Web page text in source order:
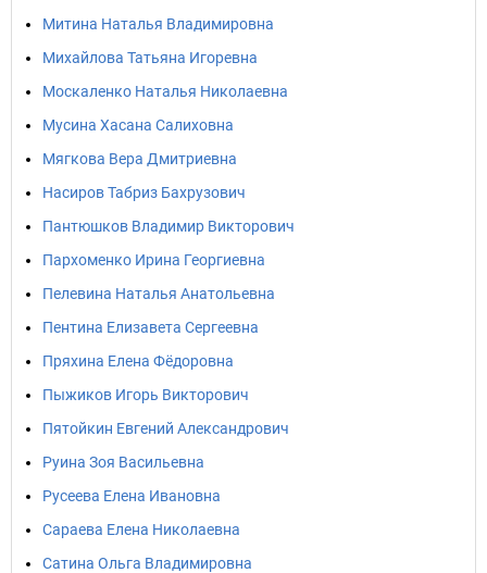
Митина Наталья Владимировна
Михайлова Татьяна Игоревна
Москаленко Наталья Николаевна
Мусина Хасана Салиховна
Мягкова Вера Дмитриевна
Насиров Табриз Бахрузович
Пантюшков Владимир Викторович
Пархоменко Ирина Георгиевна
Пелевина Наталья Анатольевна
Пентина Елизавета Сергеевна
Пряхина Елена Фёдоровна
Пыжиков Игорь Викторович
Пятойкин Евгений Александрович
Руина Зоя Васильевна
Русеева Елена Ивановна
Сараева Елена Николаевна
Сатина Ольга Владимировна